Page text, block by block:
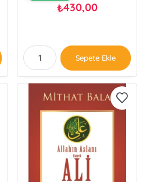
₺430,00
Sepete Ekle